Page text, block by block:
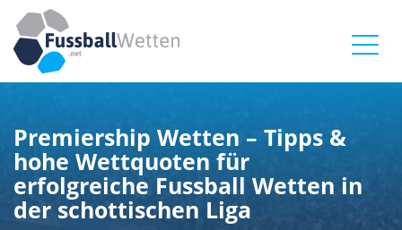
Premiership Wetten – Tipps &
hohe Wettquoten für
erfolgreiche Fussball Wetten in
der schottischen Liga